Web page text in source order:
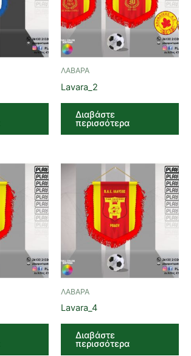
ΛΑΒΑΡΑ
Lavara_2
Διαβάστε
περισσότερα
ΛΑΒΑΡΑ
Lavara_4
Διαβάστε
περισσότερα